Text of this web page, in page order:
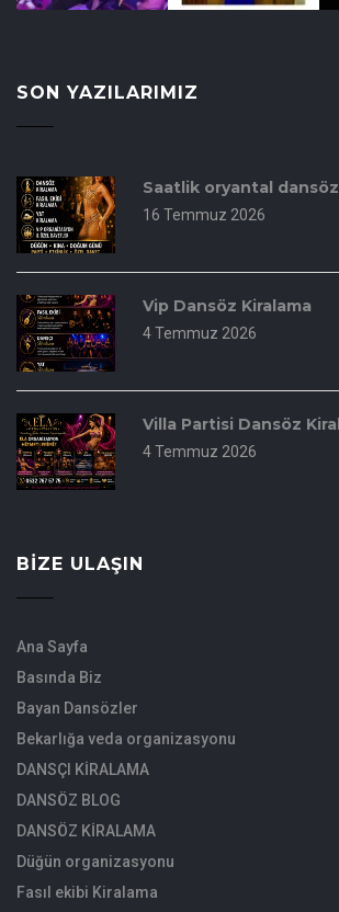
SON YAZILARIMIZ
Saatlik oryantal
16 Temmuz 2026
Vip Dansöz Kiralama
4 Temmuz 2026
Villa Partisi Dansöz
4 Temmuz 2026
BIZE ULAŞIN
Ana Sayfa
Basında Biz
Bayan Dansözler
Bekarlığa veda organizasyonu
DANSÇI KİRALAMA
DANSÖZ BLOG
DANSÖZ KİRALAMA
Düğün organizasyonu
Fasıl ekibi Kiralama